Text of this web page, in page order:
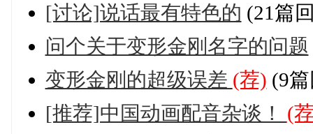
[讨论]说话最有特色的 (21篇
问个关于变形金刚名字的问题
变形金刚的超级误差 (荐) (9
[推荐]中国动画配音杂谈！ (